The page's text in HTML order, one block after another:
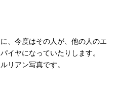
、今度はその人が、他の人のエ
イヤになっていたりします。
リアン写真です。